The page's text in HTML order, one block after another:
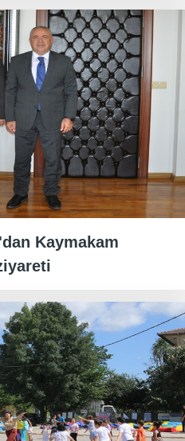
Kaymakam